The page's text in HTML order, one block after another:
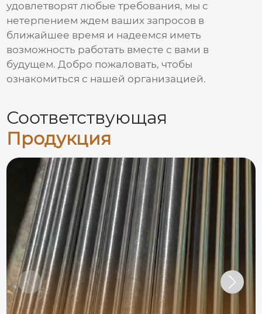
удовлетворят любые требования, мы с
нетерпением ждем ваших запросов в
ближайшее время и надеемся иметь
возможность работать вместе с вами в
будущем. Добро пожаловать, чтобы
ознакомиться с нашей организацией.
Соответствующая
Продукция